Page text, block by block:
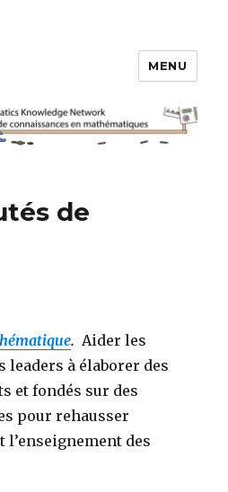
en
MENU
de
. Aider les
leaders à élaborer des
et fondés sur des
pour rehausser
l’enseignement des